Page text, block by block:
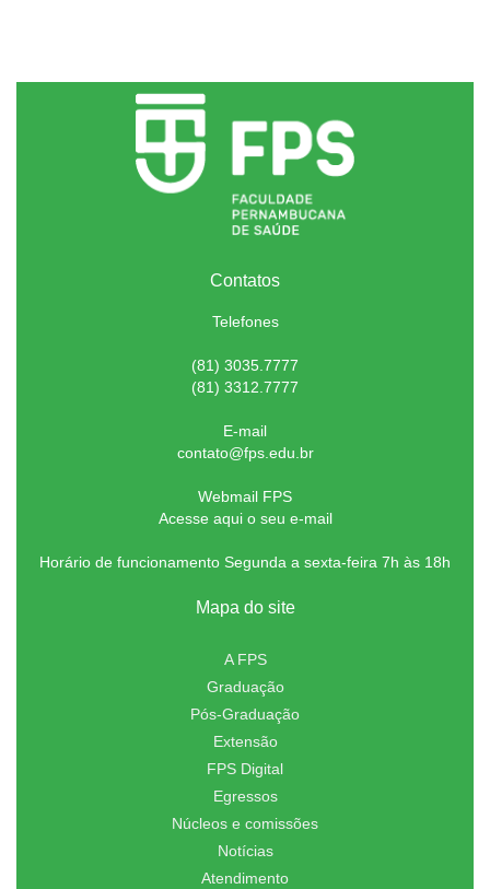
Contatos
Telefones
(81) 3035.7777
(81) 3312.7777
E-mail
contato@fps.edu.br
Webmail FPS
Acesse aqui o seu e-mail
Horário de funcionamento Segunda a sexta-feira 7h às 18h
Mapa do site
A FPS
Graduação
Pós-Graduação
Extensão
FPS Digital
Egressos
Núcleos e comissões
Notícias
Atendimento